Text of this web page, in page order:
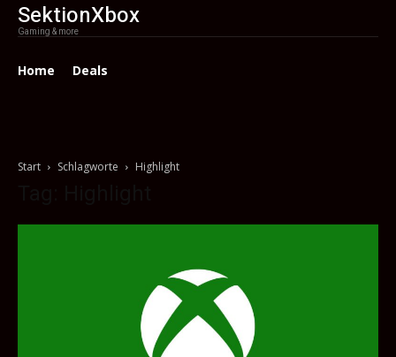
SektionXbox
Gaming & more
Home Deals
Start Schlagworte Highlight